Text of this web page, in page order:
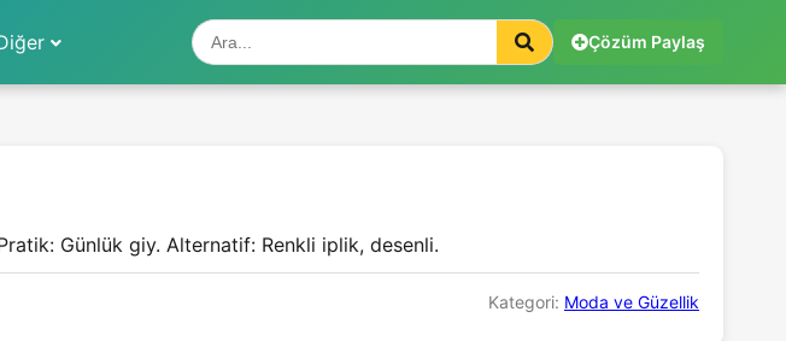
Çözüm Paylaş
Günlük giy. Alternatif: Renkli iplik, desenli.
Kategori: Moda ve Güzellik